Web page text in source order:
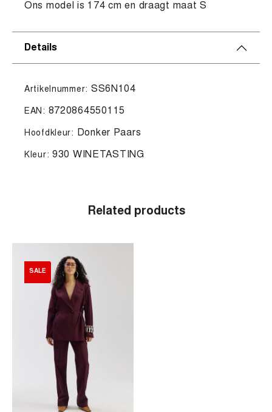
Ons model is 174 cm en draagt maat S
Details
Artikelnummer: SS6N104
EAN: 8720864550115
Hoofdkleur: Donker Paars
Kleur:930 WINETASTING
Related products
SALE